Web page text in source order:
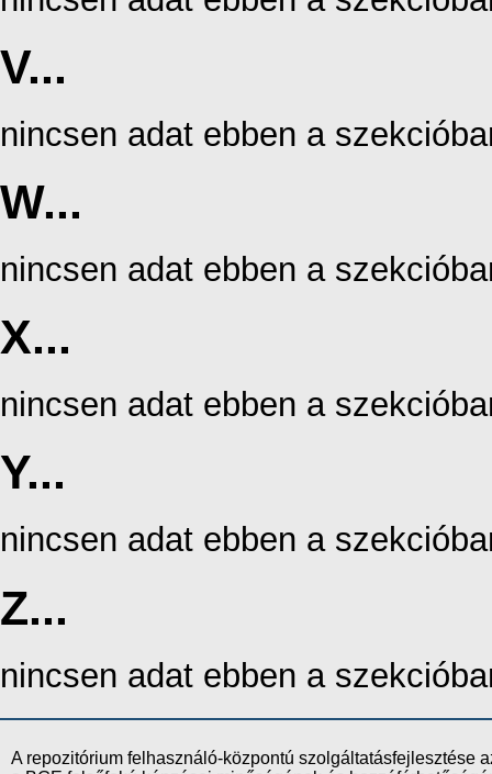
V...
nincsen adat ebben a
W...
nincsen adat ebben a
X...
nincsen adat ebben a
Y...
nincsen adat ebben a
Z...
nincsen adat ebben a
A repozitórium felhasználó-központú szolgáltatásfejlesztése